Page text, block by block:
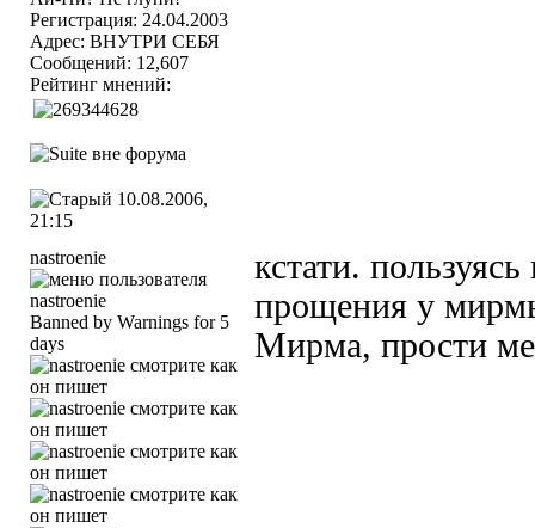
Регистрация: 24.04.2003
Адрес: ВНУТРИ СЕБЯ
Сообщений: 12,607
Рейтинг мнений:
10.08.2006,
21:15
nastroenie
Banned by Warnings for 5
days
кстати.
прощения у
Мирма, прости